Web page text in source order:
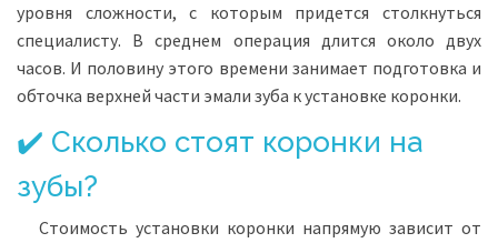
уровня сложности, с которым придется столкнуться
специалисту. В среднем операция длится около двух
часов. И половину этого времени занимает подготовка и
обточка верхней части эмали зуба к установке коронки.
✔️ Сколько стоят коронки на
зубы?
Стоимость установки коронки напрямую зависит от